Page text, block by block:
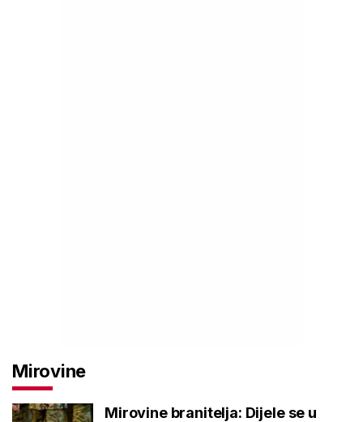
Mirovine
Mirovine branitelja: Dijele se u